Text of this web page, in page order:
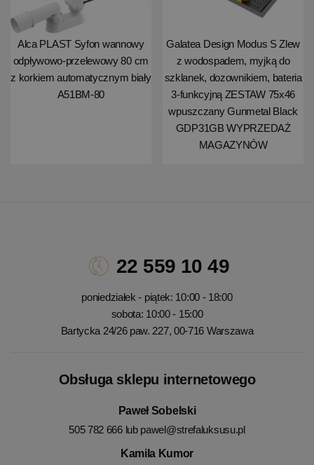
Alca PLAST Syfon wannowy
odpływowo-przelewowy 80 cm
z korkiem automatycznym biały
A51BM-80
Galatea Design Modus S Zlew
z wodospadem, myjką do
szklanek, dozownikiem, bateria
3-funkcyjną ZESTAW 75x46
wpuszczany Gunmetal Black
GDP31GB WYPRZEDAŻ
MAGAZYNÓW
22 559 10 49
poniedziałek - piątek: 10:00 - 18:00
sobota: 10:00 - 15:00
Bartycka 24/26 paw. 227, 00-716 Warszawa
Obsługa sklepu internetowego
Paweł Sobelski
505 782 666 lub pawel@strefaluksusu.pl
Kamila Kumor